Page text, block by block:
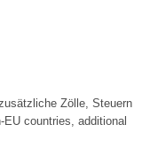
Zölle, Steuern
countries, additional